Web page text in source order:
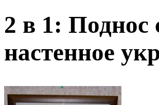
2 в 1: Поднос
настенное